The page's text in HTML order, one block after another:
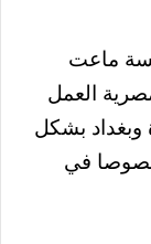
ماعت
العمل
وبغداد بشكل
خصوصا في